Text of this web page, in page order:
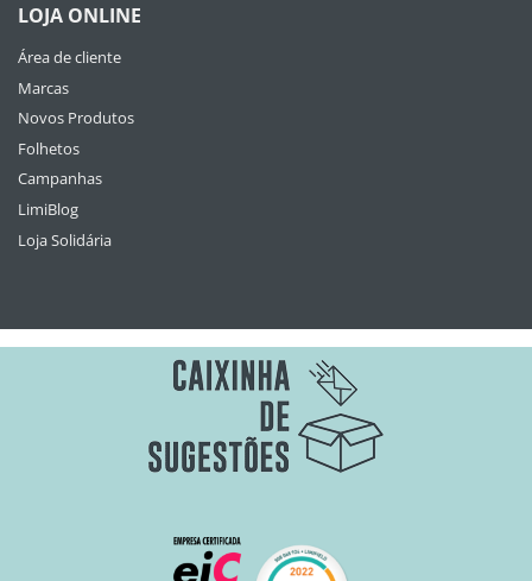
LOJA ONLINE
Área de cliente
Marcas
Novos Produtos
Folhetos
Campanhas
LimiBlog
Loja Solidária